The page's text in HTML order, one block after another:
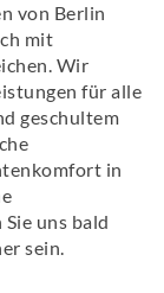
von Berlin
mit
Wir
für alle
geschultem
in
uns bald
sein.